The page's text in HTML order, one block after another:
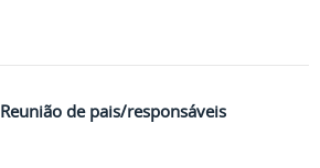
Reunião de pais/responsáveis